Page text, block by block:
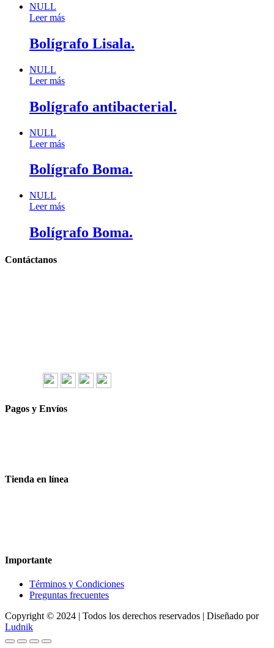
NULL
Leer más
Bolígrafo Lisala.
NULL
Leer más
Bolígrafo antibacterial.
NULL
Leer más
Bolígrafo Boma.
NULL
Leer más
Bolígrafo Boma.
Contáctanos
Pagos y Envíos
Tienda en línea
Importante
Términos y Condiciones
Preguntas frecuentes
Copyright © 2024 | Todos los derechos reservados | Diseñado por
Ludnik